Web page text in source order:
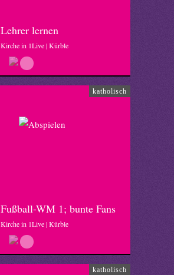
Lehrer lernen
Kirche in 1Live | Kürble
katholisch
Fußball-WM 1; bunte Fans
Kirche in 1Live | Kürble
katholisch